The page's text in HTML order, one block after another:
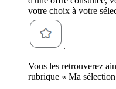
votre choix à votre
.
Vous les retrouverez
rubrique « Ma